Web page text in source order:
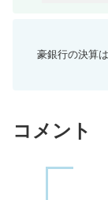
豪銀行の決算
コメント